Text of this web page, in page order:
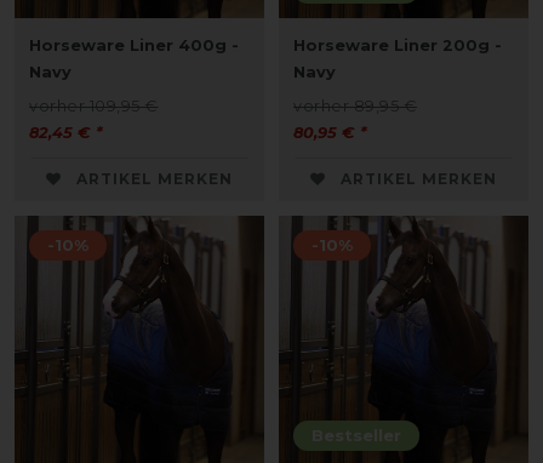
Horseware Liner 400g -
Navy
vorher 109,95 €
82,45 € *
ARTIKEL MERKEN
Horseware Liner 200g -
Navy
vorher 89,95 €
80,95 € *
ARTIKEL MERKEN
-10%
Bestseller
-10%